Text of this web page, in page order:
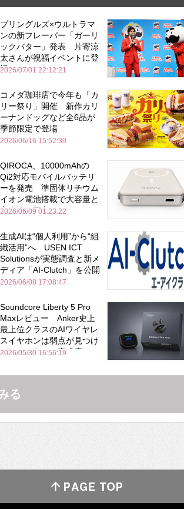
プリングルズ×ウルトラマ
ンの新フレーバー「ガーリ
ックバター」発表 片寄涼
太さんが祝福イベントに登
場
2026/07/01 22:12:21
コメダ珈琲店で今年も「カ
リー祭り」開催 新作カリ
ーナンドッグなど全6品が
季節限定で登場
2026/06/16 15:52:30
QIROCA、10000mAhの
Qi2対応モバイルバッテリ
ーを発売 準固体リチウム
イオン電池搭載で大容量と
安全性を両立
2026/06/09 01:23:22
生成AIは“個人利用”から“組
織活用”へ USEN ICT
Solutionsが実態調査と新メ
ディア「AI-Clutch」を公開
2026/06/08 17:08:47
Soundcore Liberty 5 Pro
Maxレビュー Anker史上
最上位クラスのAIワイヤレ
スイヤホンは弱点が見つけ
づらいくらいの完成度にび
Bose並み
2026/05/30 16:56:19
る